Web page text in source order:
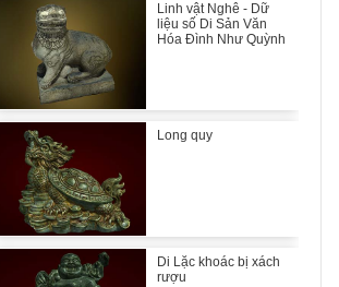
Linh vật Nghê - Dữ
liệu số Di Sản Văn
Hóa Đình Như Quỳnh
Long quy
Di Lặc khoác bị xách
rượu